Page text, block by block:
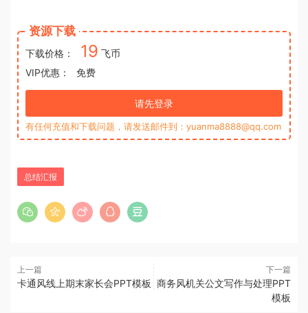
资源下载
下载价格： 19 飞币
VIP优惠：
免费
请先登录
有任何充值和下载问题，请发送邮件到：yuanma8888@qq.com
总结汇报
上一篇
卡通风线上期末家长会PPT模板
下一篇
商务风机关公文写作与处理PPT
模板